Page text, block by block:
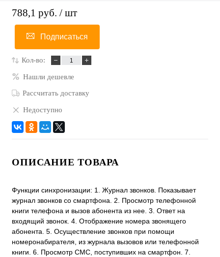
788,1 руб. / шт
Подписаться
Кол-во:
Нашли дешевле
Рассчитать доставку
Недоступно
ОПИСАНИЕ ТОВАРА
Функции синхронизации: 1. Журнал звонков. Показывает
журнал звонков со смартфона. 2. Просмотр телефонной
книги телефона и вызов абонента из нее. 3. Ответ на
входящий звонок. 4. Отображение номера звонящего
абонента. 5. Осуществление звонков при помощи
номеронабирателя, из журнала вызовов или телефонной
книги. 6. Просмотр СМС, поступивших на смартфон. 7.